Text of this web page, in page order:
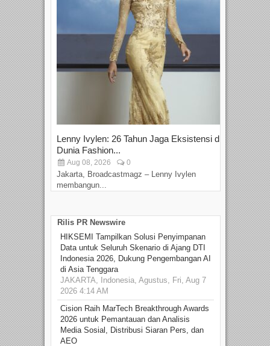
Lenny Ivylen: 26 Tahun Jaga Eksistensi di
Dunia Fashion...
Aug 08, 2026 0
Jakarta, Broadcastmagz – Lenny Ivylen
membangun...
Rilis PR Newswire
HIKSEMI Tampilkan Solusi Penyimpanan
Data untuk Seluruh Skenario di Ajang DTI
Indonesia 2026, Dukung Pengembangan AI
di Asia Tenggara
JAKARTA, Indonesia, Agustus, Fri, Aug 7
2026 4:14 AM
Cision Raih MarTech Breakthrough Awards
2026 untuk Pemantauan dan Analisis
Media Sosial, Distribusi Siaran Pers, dan
AEO